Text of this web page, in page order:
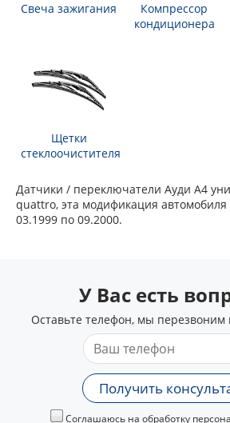
Свеча зажигания
Компрессор
кондиционера
Щетки
стеклоочистителя
Датчики / переключатели Ауди А4
quattro, эта модификация автомобиля
03.1999 по 09.2000.
У Вас есть
Оставьте телефон, мы перезвоним
Получить
Соглашаюсь на обработку